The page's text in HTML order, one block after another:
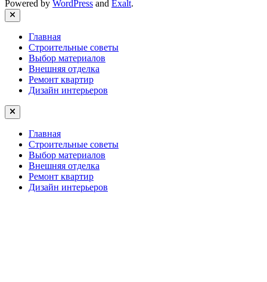
Powered by WordPress and Exalt.
Close
Главная
Строительные советы
Выбор материалов
Внешняя отделка
Ремонт квартир
Дизайн интерьеров
Главная
Строительные советы
Выбор материалов
Внешняя отделка
Ремонт квартир
Дизайн интерьеров